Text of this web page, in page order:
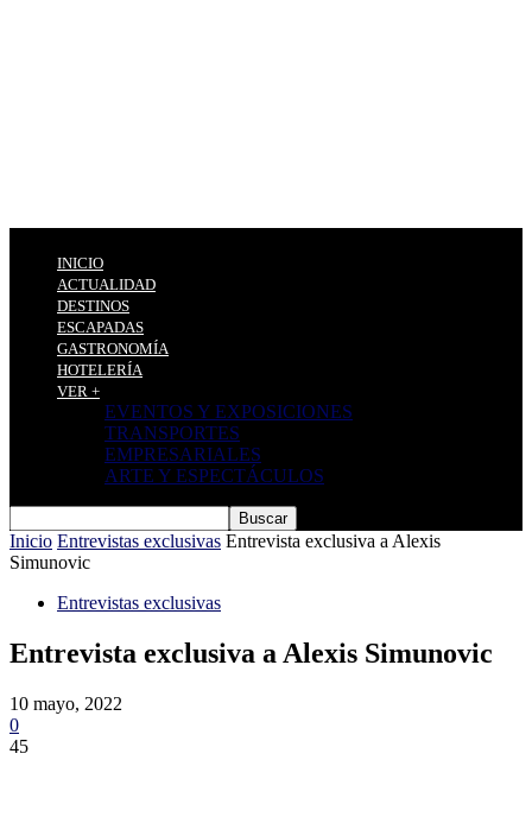
INICIO
ACTUALIDAD
DESTINOS
ESCAPADAS
GASTRONOMÍA
HOTELERÍA
VER +
EVENTOS Y EXPOSICIONES
TRANSPORTES
EMPRESARIALES
ARTE Y ESPECTÁCULOS
Inicio Entrevistas exclusivas Entrevista exclusiva a Alexis
Simunovic
Entrevistas exclusivas
Entrevista exclusiva a Alexis Simunovic
10 mayo, 2022
0
45